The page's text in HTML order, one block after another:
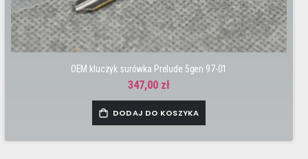
OEM kluczyk surówka Prelude 5gen 97-01
347,00 zł
DODAJ DO KOSZYKA